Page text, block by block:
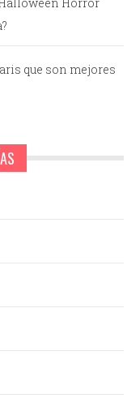
que son mejores